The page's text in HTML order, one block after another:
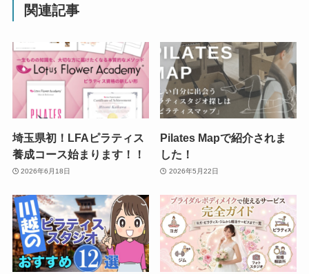
関連記事
埼玉県初！LFAピラティス
養成コース始まります！！
2026年6月18日
Pilates Mapで紹介されま
した！
2026年5月22日